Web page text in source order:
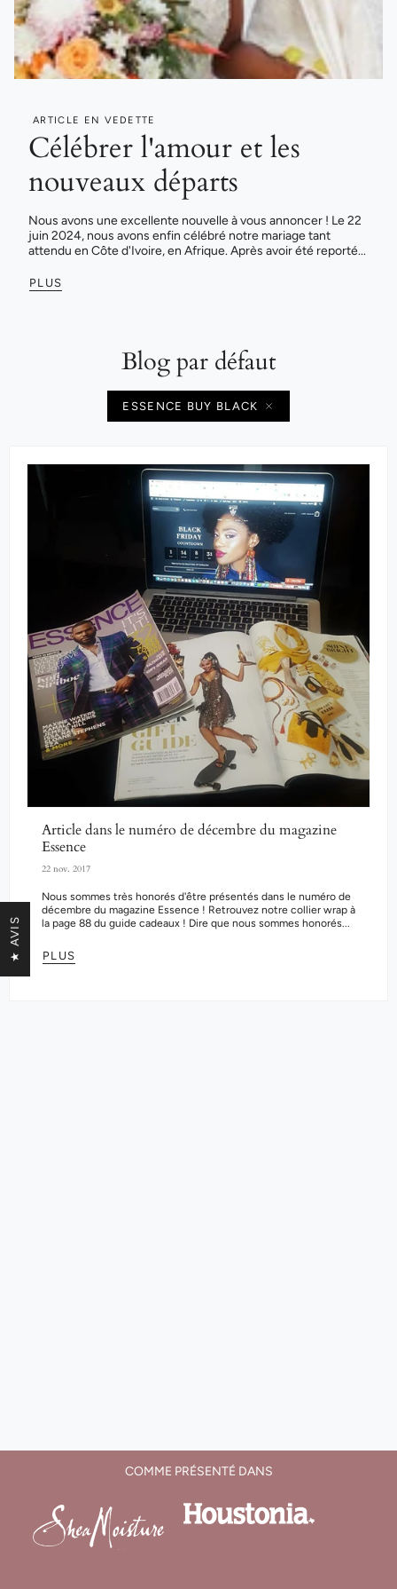
ARTICLE EN VEDETTE
Célébrer l'amour et les
nouveaux départs
Nous avons une excellente nouvelle à vous annoncer ! Le 22
juin 2024, nous avons enfin célébré notre mariage tant
attendu en Côte d'Ivoire, en Afrique. Après avoir été reporté...
PLUS
Blog par défaut
ESSENCE BUY BLACK
Article dans le numéro de décembre du magazine
Essence
22 nov. 2017
Nous sommes très honorés d'être présentés dans le numéro de
décembre du magazine Essence ! Retrouvez notre collier wrap à
la page 88 du guide cadeaux ! Dire que nous sommes honorés...
PLUS
COMME PRÉSENTÉ DANS
★ AVIS